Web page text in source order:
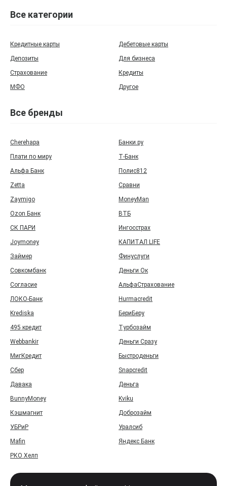
Все категории
Кредитные карты
Дебетовые карты
Депозиты
Для бизнеса
Страхование
Кредиты
МФО
Другое
Все бренды
Cherehapa
Банки.ру
Плати по миру
Т‑Банк
Альфа Банк
Полис812
Zetta
Сравни
Zaymigo
MoneyMan
Ozon Банк
ВТБ
СК ПАРИ
Ингосстрах
Joymoney
КАПИТАЛ LIFE
Займер
Финуслуги
Совкомбанк
Деньги Ок
Согласие
АльфаСтрахование
ЛОКО-Банк
Hurmacredit
Krediska
БериБеру
495 кредит
Турбозайм
Webbankir
Деньги Сразу
МигКредит
Быстроденьги
Сбер
Snapcredit
Давака
Деньга
BunnyMoney
Kviku
Кэшмагнит
Доброзайм
УБРиР
Уралсиб
Mafin
Яндекс Банк
РКО Хелп